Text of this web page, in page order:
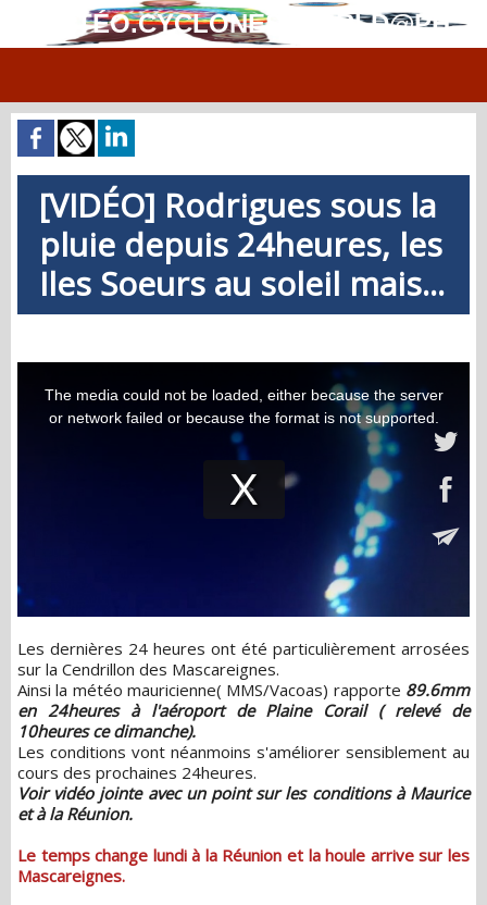
MÉTÉO.CYCLONES.WORLD@PH
[VIDÉO] Rodrigues sous la
pluie depuis 24heures, les
Iles Soeurs au soleil mais...
Les dernières 24 heures ont été particulièrement arrosées
sur la Cendrillon des Mascareignes.
Ainsi la météo mauricienne( MMS/Vacoas) rapporte 89.6mm
en 24heures à l'aéroport de Plaine Corail ( relevé de
10heures ce dimanche).
Les conditions vont néanmoins s'améliorer sensiblement au
cours des prochaines 24heures.
Voir vidéo jointe avec un point sur les conditions à Maurice
et à la Réunion.
Le temps change lundi à la Réunion et la houle arrive sur les
Mascareignes.